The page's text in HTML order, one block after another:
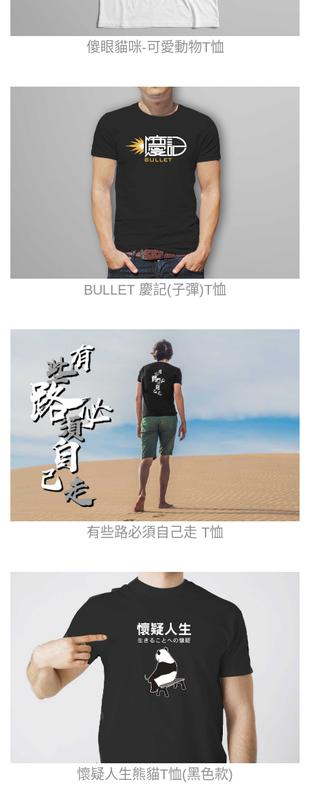
傻眼貓咪-可愛動物T恤
BULLET 慶記(子彈)T恤
有些路必須自己走 T恤
懷疑人生熊貓T恤(黑色款)